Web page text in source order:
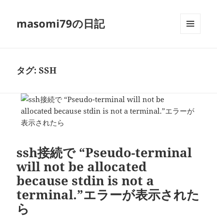
masomi79の日記
タグ:SSH
ssh接続で “Pseudo-terminal
will not be allocated
because stdin is not a
terminal.”エラーが表示された
ら